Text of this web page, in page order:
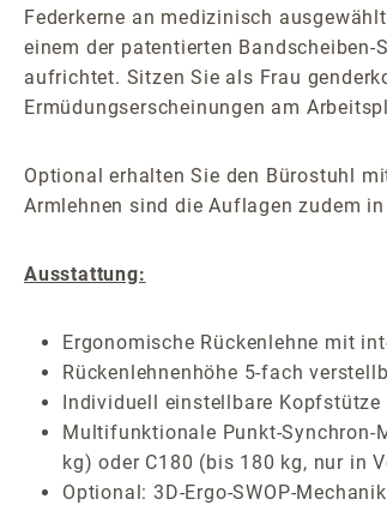
Federkerne an medizinisch
einem der patentierten
aufrichtet. Sitzen Sie als Frau
Ermüdungserscheinungen am
Optional erhalten Sie den Bürostuhl
Armlehnen sind die Auflagen zudem
Ausstattung:
Ergonomische Rückenlehne mit
Rückenlehnenhöhe 5-fach
Individuell einstellbare
Multifunktionale Punkt-Synchron-
kg) oder C180 (bis 180 kg, nur in
Optional: 3D-Ergo-SWOP-